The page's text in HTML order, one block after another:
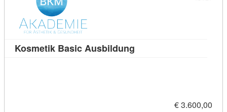
Kosmetik Basic Ausbildung
€ 3.600,00